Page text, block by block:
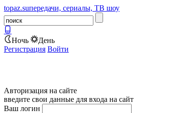
topaz.suпередачи, сериалы, ТВ шоу
Ночь
День
Регистрация Войти
Авторизация на сайте
введите свои данные для входа на сайт
Ваш логин